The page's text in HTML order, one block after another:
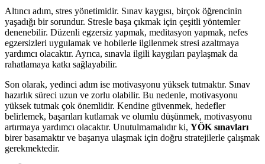
Altıncı adım, stres yönetimidir. Sınav kaygısı, birçok öğrencinin
yaşadığı bir sorundur. Stresle başa çıkmak için çeşitli yöntemler
denenebilir. Düzenli egzersiz yapmak, meditasyon yapmak, nefes
egzersizleri uygulamak ve hobilerle ilgilenmek stresi azaltmaya
yardımcı olacaktır. Ayrıca, sınavla ilgili kaygıları paylaşmak da
rahatlamaya katkı sağlayabilir.
Son olarak, yedinci adım ise motivasyonu yüksek tutmaktır. Sınav
hazırlık süreci uzun ve zorlu olabilir. Bu nedenle, motivasyonu
yüksek tutmak çok önemlidir. Kendine güvenmek, hedefler
belirlemek, başarıları kutlamak ve olumlu düşünmek, motivasyonu
artırmaya yardımcı olacaktır. Unutulmamalıdır ki, YÖK sınavları
birer basamaktır ve başarıya ulaşmak için doğru stratejilerle çalışmak
gerekmektedir.